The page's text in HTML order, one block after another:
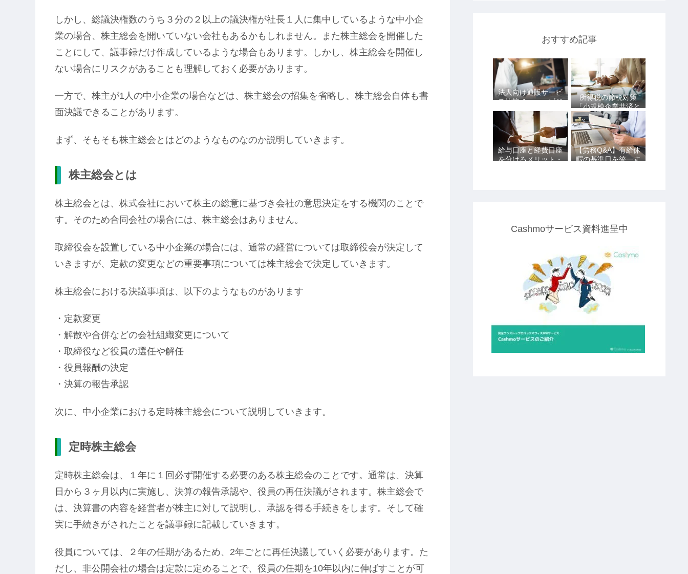
しかし、総議決権数のうち３分の２以上の議決権が社長１人に集中しているような中小企
業の場合、株主総会を開いていない会社もあるかもしれません。また株主総会を開催した
ことにして、議事録だけ作成しているような場合もあります。しかし、株主総会を開催し
ない場合にリスクがあることも理解しておく必要があります。
一方で、株主が1人の中小企業の場合などは、株主総会の招集を省略し、株主総会自体も書
面決議できることがあります。
まず、そもそも株主総会とはどのようなものなのか説明していきます。
株主総会とは
株主総会とは、株式会社において株主の総意に基づき会社の意思決定をする機関のことで
す。そのため合同会社の場合には、株主総会はありません。
取締役会を設置している中小企業の場合には、通常の経営については取締役会が決定して
いきますが、定款の変更などの重要事項については株主総会で決定していきます。
株主総会における決議事項は、以下のようなものがあります
・定款変更
・解散や合併などの会社組織変更について
・取締役など役員の選任や解任
・役員報酬の決定
・決算の報告承認
次に、中小企業における定時株主総会について説明していきます。
定時株主総会
定時株主総会は、１年に１回必ず開催する必要のある株主総会のことです。通常は、決算
日から３ヶ月以内に実施し、決算の報告承認や、役員の再任決議がされます。株主総会で
は、決算書の内容を経営者が株主に対して説明し、承認を得る手続きをします。そして確
実に手続きがされたことを議事録に記載していきます。
役員については、２年の任期があるため、2年ごとに再任決議していく必要があります。た
だし、非公開会社の場合は定款に定めることで、役員の任期を10年以内に伸ばすことが可
おすすめ記事
法人向け通販サービ
ス比較 Amazonビジ
ネスvsアスクルvsた
のめーる
所得税の節税対策
「小規模企業共済と
iDeCoは併用できま
す！」
給与口座と経費口座
を分けるメリット・
【労務Q&A】有給休
暇の基準日を統一す
Cashmoサービス資料進呈中